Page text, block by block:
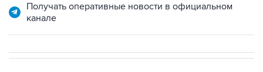
Получать оперативные новости в официальном
канале